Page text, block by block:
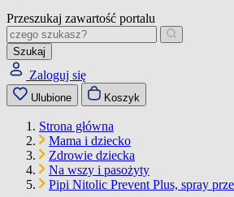
Przeszukaj zawartość portalu
Szukaj
Zaloguj się
Ulubione Koszyk
Strona główna
Mama i dziecko
Zdrowie dziecka
Na wszy i pasożyty
Pipi Nitolic Prevent Plus, spray